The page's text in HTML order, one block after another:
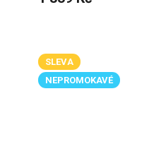
SLEVA
NEPROMOKAVÉ